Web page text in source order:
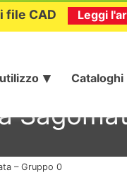
file CAD Leggi
Cataloghi
– Gruppo 0